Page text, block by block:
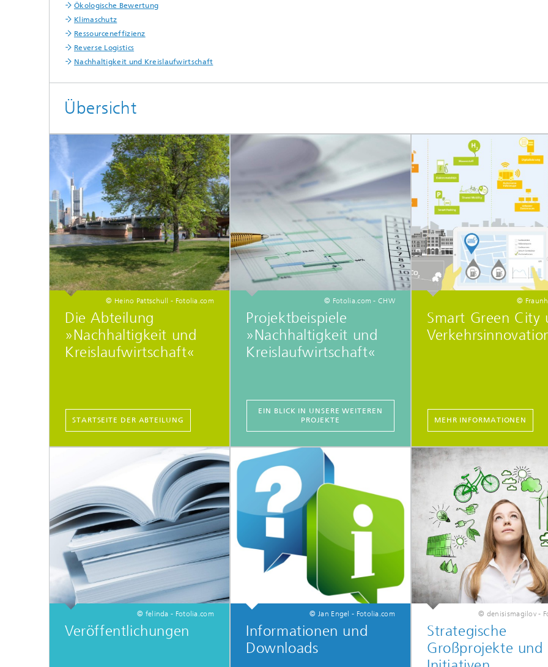
Ökologische Bewertung
Klimaschutz
Ressourceneffizienz
Reverse Logistics
Nachhaltigkeit und Kreislaufwirtschaft
Übersicht
© Heino Pattschull - Fotolia.com
Die Abteilung
»Nachhaltigkeit und
Kreislaufwirtschaft«
STARTSEITE DER ABTEILUNG
© Fotolia.com - CHW
Projektbeispiele
»Nachhaltigkeit und
Kreislaufwirtschaft«
EIN BLICK IN UNSERE WEITEREN
PROJEKTE
©
Smart Green City
MEHR INFORMATIONEN
© felinda - Fotolia.com
Veröffentlichungen
© Jan Engel - Fotolia.com
Informationen und
Downloads
© denisismagilov -
Strategische
Großprojekte und